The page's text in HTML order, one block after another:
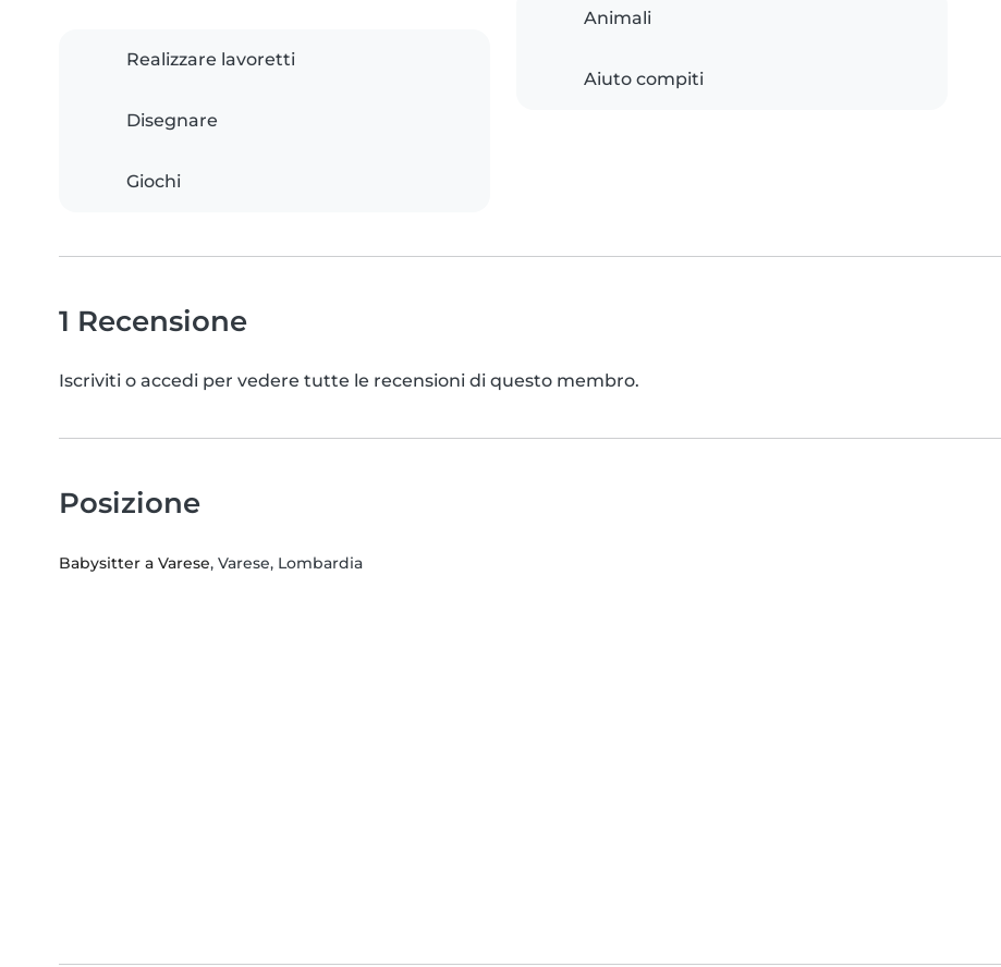
Realizzare lavoretti
Disegnare
Giochi
Animali
Aiuto compiti
1 Recensione
Iscriviti o accedi per vedere tutte le recensioni di questo membro.
Posizione
Babysitter a Varese, Varese, Lombardia